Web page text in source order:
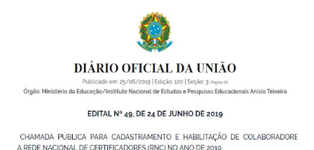
crianças de zero a 3 anos e 11 meses; – EMEIs - Escolas
Municipais de Educação Infantil, que atendem crianças de 4
a 5 anos e 11 meses; – CEMEI - Centro Municipal de
Educação Infantil, que recebe crianças de zero a 5 anos e 11
Indígena, e trabalham com cri...